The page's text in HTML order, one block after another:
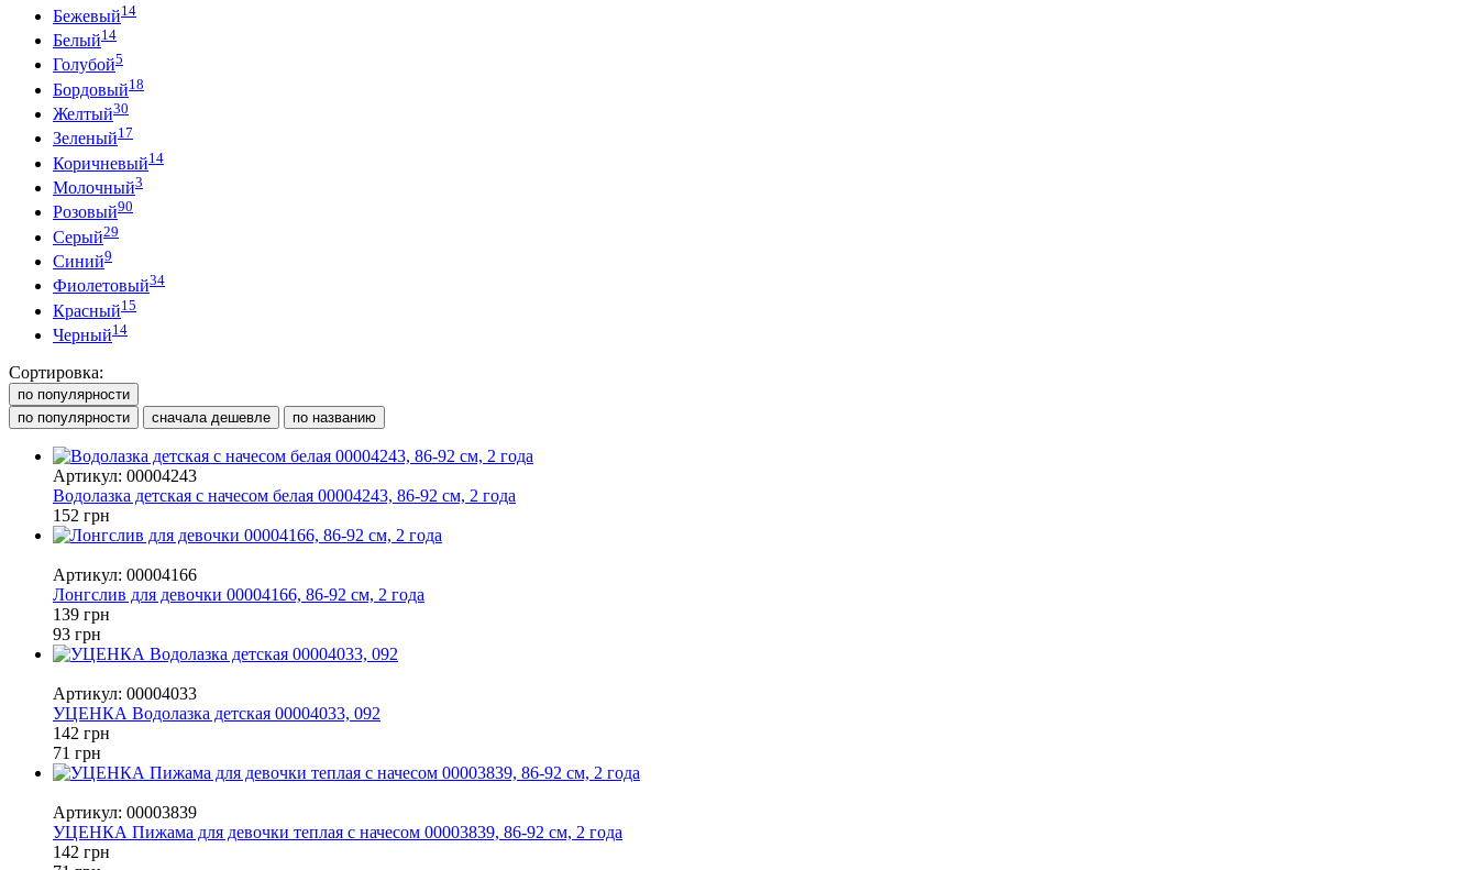
Бежевый14
Белый14
Голубой5
Бордовый18
Желтый30
Зеленый17
Коричневый14
Молочный3
Розовый90
Серый29
Синий9
Фиолетовый34
Красный15
Черный14
Сортировка:
по популярности
по популярности
сначала дешевле по названию
Артикул: 00004243
Водолазка детская с начесом белая 00004243, 86-92 см, 2 года
152 грн
Артикул: 00004166
Лонгслив для девочки 00004166, 86-92 см, 2 года
139 грн
93 грн
Артикул: 00004033
УЦЕНКА Водолазка детская 00004033, 092
142 грн
71 грн
Артикул: 00003839
УЦЕНКА Пижама для девочки теплая с начесом 00003839, 86-92 см, 2 года
142 грн